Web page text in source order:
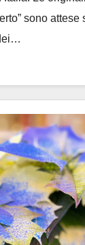
sono